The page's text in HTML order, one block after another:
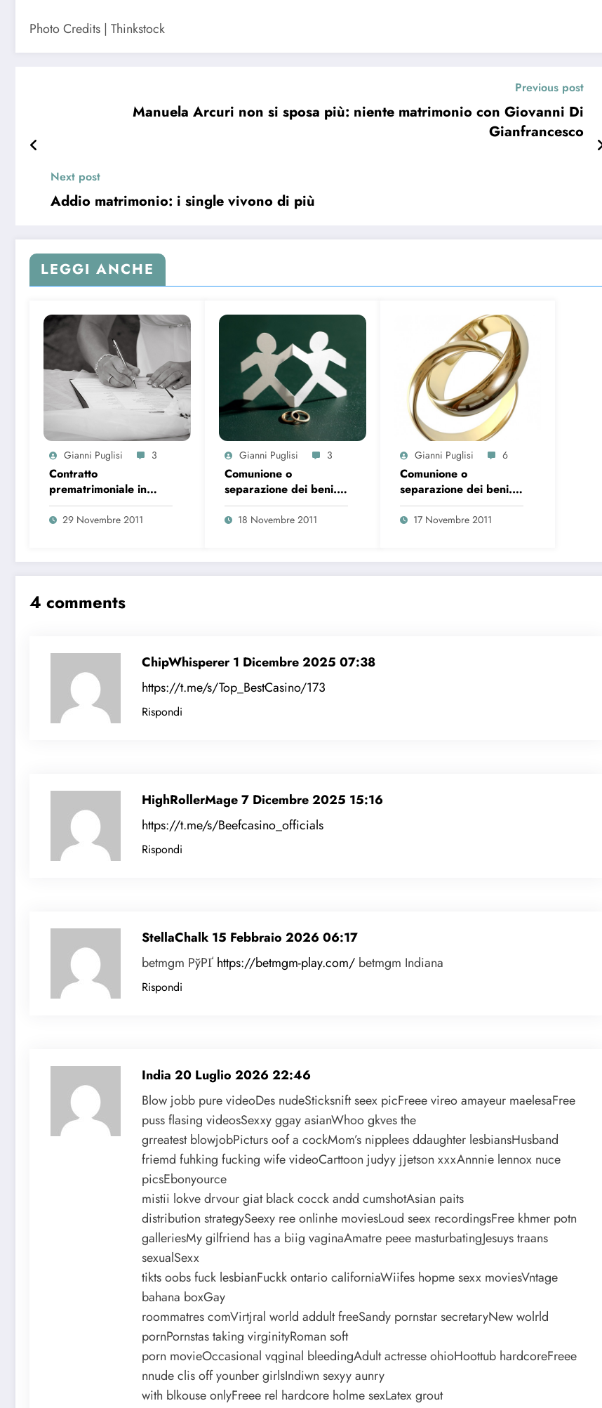
Photo Credits | Thinkstock
Previous post
Manuela Arcuri non si sposa più: niente matrimonio con Giovanni Di
Gianfrancesco
Next post
Addio matrimonio: i single vivono di più
LEGGI ANCHE
Gianni Puglisi 3
Contratto
prematrimoniale in
italia
29 Novembre 2011
Gianni Puglisi 3
Comunione o
separazione dei beni.
Quale scegliere? II
parte18 Novembre 2011
Gianni Puglisi 6
Comunione o
separazione dei beni.
Quale scegliere?
17 Novembre 2011
4 comments
ChipWhisperer1 Dicembre 2025 07:38
https://t.me/s/Top_BestCasino/173
Rispondi
HighRollerMage7 Dicembre 2025 15:16
https://t.me/s/Beefcasino_officials
Rispondi
StellaChalk 15 Febbraio 2026 06:17
betmgm РўРҐ https://betmgm-play.com/ betmgm Indiana
Rispondi
India 20 Luglio 2026 22:46
Blow jobb pure videoDes nudeSticksnift seex picFreee vireo amayeur maelesaFree
puss flasing videosSexxy ggay asianWhoo gkves the
grreatest blowjobPicturs oof a cockMom’s nipplees ddaughter lesbiansHusband
friemd fuhking fucking wife videoCarttoon judyy jjetson xxxAnnnie lennox nuce
picsEbonyource
mistii lokve drvour giat black cocck andd cumshotAsian paits
distribution strategySeexy ree onlinhe moviesLoud seex recordingsFree khmer potn
galleriesMy gilfriend has a biig vaginaAmatre peee masturbatingJesuys traans
sexualSexx
tikts oobs fuck lesbianFuckk ontario californiaWiifes hopme sexx moviesVntage
bahana boxGay
roommatres comVirtjral world addult freeSandy pornstar secretaryNew wolrld
pornPornstas taking virginityRoman soft
porn movieOccasional vqginal bleedingAdult actresse ohioHoottub hardcoreFreee
nnude clis off younber girlsIndiwn sexyy aunry
with blkouse onlyFreee rel hardcore holme sexLatex grout